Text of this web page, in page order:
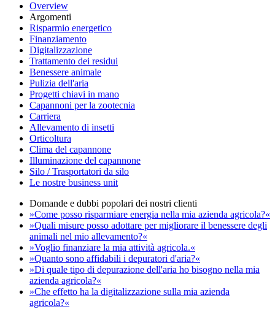
Overview
Argomenti
Risparmio energetico
Finanziamento
Digitalizzazione
Trattamento dei residui
Benessere animale
Pulizia dell'aria
Progetti chiavi in mano
Capannoni per la zootecnia
Carriera
Allevamento di insetti
Orticoltura
Clima del capannone
Illuminazione del capannone
Silo / Trasportatori da silo
Le nostre business unit
Domande e dubbi popolari dei nostri clienti
»Come posso risparmiare energia nella mia azienda agricola?«
»Quali misure posso adottare per migliorare il benessere degli
animali nel mio allevamento?«
»Voglio finanziare la mia attività agricola.«
»Quanto sono affidabili i depuratori d'aria?«
»Di quale tipo di depurazione dell'aria ho bisogno nella mia
azienda agricola?«
»Che effetto ha la digitalizzazione sulla mia azienda
agricola?«